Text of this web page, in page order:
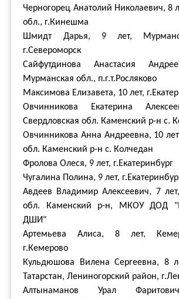
Черногорец Анатолий Николаевич, 8
обл., г.Кинешма
Шмидт Дарья, 9 лет,
г.Североморск
Сайфутдинова Анастасия
Мурманская обл., п.г.т.Росляково
Максимова Елизавета, 10 лет,
Овчинникова Екатерина
Свердловская обл. Каменский р-н с.
Овчинникова Анна Андреевна, 10
обл. Каменский р-н с. Колчедан
Фролова Олеся, 9 лет, г.Екатеринбург
Чугалина Полина, 9 лет,
Авдеев Владимир Алексеевич, 7
обл. Каменский р-н, МКОУ ДОД
ДШИ"
Артемьева Алиса, 8 лет,
г.Кемерово
Кульдюшова Вилена Сергеевна, 8
Татарстан, Лениногорский район,
Алтынаманов Урал